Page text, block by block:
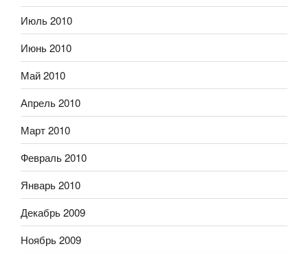
Июль 2010
Июнь 2010
Май 2010
Апрель 2010
Март 2010
Февраль 2010
Январь 2010
Декабрь 2009
Ноябрь 2009